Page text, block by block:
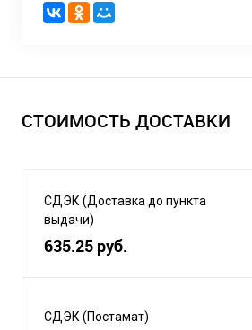
СТОИМОСТЬ ДОСТАВКИ
СДЭК (Доставка до пункта
выдачи)
635.25 руб.
СДЭК (Постамат)